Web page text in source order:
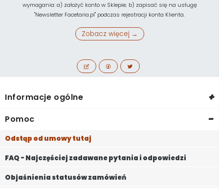
wymagania: a) założyć konto w Sklepie; b) zapisać się na usługę
"Newsletter Facetaria.pl" podczas rejestracji konta Klienta.
Zobacz więcej →
Informacje ogólne +
Pomoc -
Odstąp od umowy tutaj
FAQ - Najczęściej zadawane pytania i odpowiedzi
Objaśnienia statusów zamówień